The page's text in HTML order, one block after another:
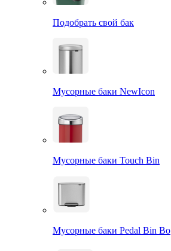
Подобрать свой бак
Мусорные баки NewIcon
Мусорные баки Touch Bin
Мусорные баки Pedal Bin Bo